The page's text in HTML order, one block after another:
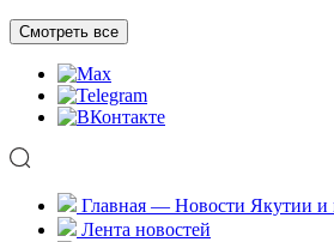
Смотреть все
Главная — Новости Якутии и
Лента новостей